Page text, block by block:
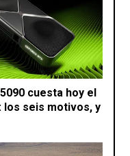
cuesta hoy el
los seis motivos, y